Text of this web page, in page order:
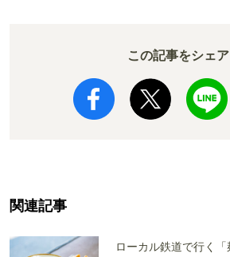
この記事をシェア
関連記事
ローカル鉄道で行く